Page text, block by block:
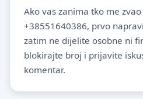
Ako vas zanima tko me
+38551640386, prvo
zatim ne dijelite osobne ni
blokirajte broj i prijavite
komentar.